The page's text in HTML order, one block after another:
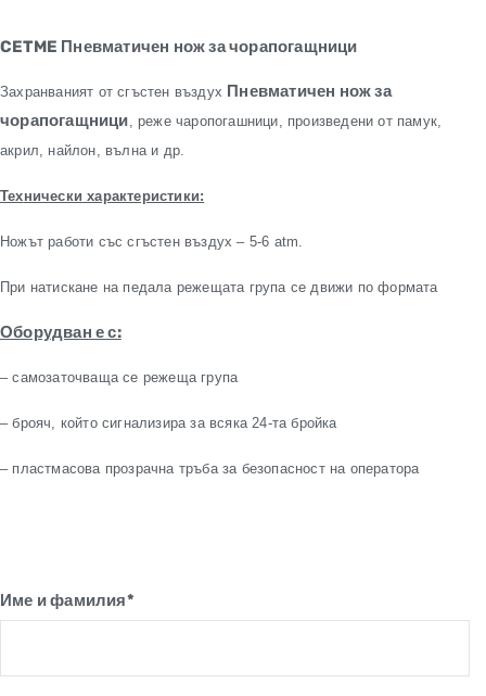
CETME Пневматичен нож за чорапогащници
Захранваният от сгъстен въздух Пневматичен нож за
чорапогащници, режечаропогашници, произведени от памук,
акрил, найлон, вълна и др.
Технически характеристики:
Ножът работи със сгъстен въздух – 5-6 atm.
При натискане на педаларежещата група се движи по формата
Оборудван е с:
– самозаточваща се режеща група
– брояч, който сигнализираза всяка 24-та бройка
– пластмасова прозрачна тръба за безопасност на оператора
Име и фамилия*